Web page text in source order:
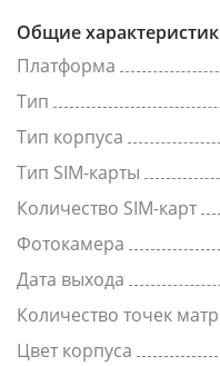
Общие
Платформа
Тип
Тип корпуса
Тип SIM-карты
Количество SIM-карт
Фотокамера
Дата выхода
Количество точек
Цвет корпуса